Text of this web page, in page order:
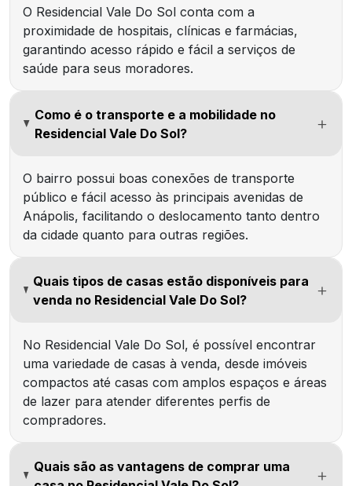
O Residencial Vale Do Sol conta com a
proximidade de hospitais, clínicas e farmácias,
garantindo acesso rápido e fácil a serviços de
saúde para seus moradores.
Como é o transporte e a mobilidade no
Residencial Vale Do Sol?
O bairro possui boas conexões de transporte
público e fácil acesso às principais avenidas de
Anápolis, facilitando o deslocamento tanto dentro
da cidade quanto para outras regiões.
Quais tipos de casas estão disponíveis para
venda no Residencial Vale Do Sol?
No Residencial Vale Do Sol, é possível encontrar
uma variedade de casas à venda, desde imóveis
compactos até casas com amplos espaços e áreas
de lazer para atender diferentes perfis de
compradores.
Quais são as vantagens de comprar uma